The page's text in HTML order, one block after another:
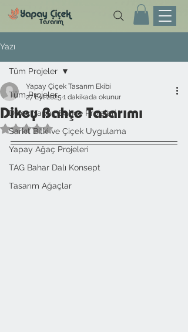
Yazı
Tüm Projeler
Dikey Yapay Bahçe Projeleri
Sarkıt Bitki ve Çiçek Uygulama
Yapay Ağaç Projeleri
TAG Bahar Dalı Konsept
Tasarım Ağaçlar
Tüm Projeler
Dikey Bahçe Tasarımı
Yapay Çiçek Tasarım Ekibi
27 Eyl 2025 1 dakikada okunur
5 üzerinden NaN yıldız